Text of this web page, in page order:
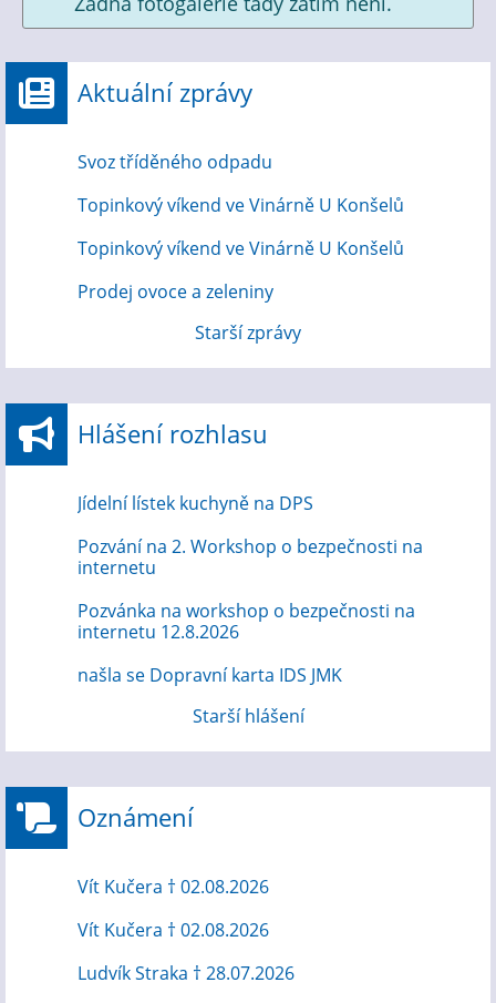
Aktuální zprávy
Svoz tříděného odpadu
Topinkový víkend ve Vinárně U Konšelů
Topinkový víkend ve Vinárně U Konšelů
Prodej ovoce a zeleniny
Starší zprávy
Hlášení rozhlasu
Jídelní lístek kuchyně na DPS
Pozvání na 2. Workshop o bezpečnosti na
internetu
Pozvánka na workshop o bezpečnosti na
internetu 12.8.2026
našla se Dopravní karta IDS JMK
Starší hlášení
Oznámení
Vít Kučera † 02.08.2026
Vít Kučera † 02.08.2026
Ludvík Straka † 28.07.2026